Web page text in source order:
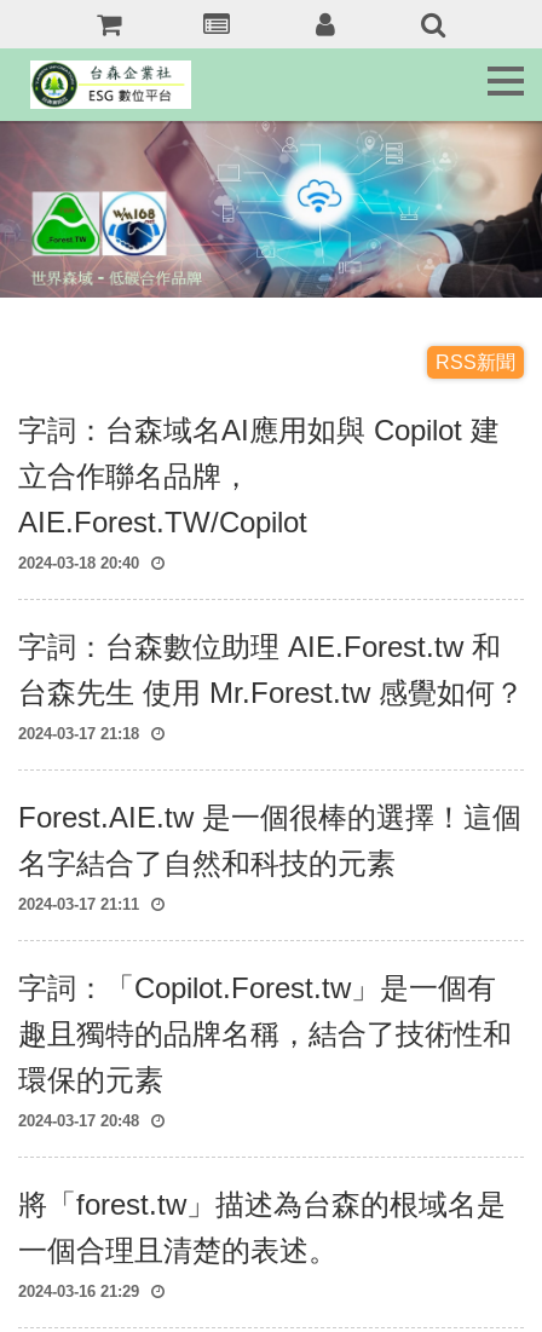
訊
息
Tai.Forest.tw
森
Service
森
森
友
站
Forest.tw/RSS
課
程
Course
森
具
Tools
森
媒
體
Photos、
AV
RSS新聞
字詞：台森域名AI應用如與 Copilot 建
立合作聯名品牌，
AIE.Forest.TW/Copilot
2024-03-18 20:40
字詞：台森數位助理 AIE.Forest.tw 和
台森先生 使用 Mr.Forest.tw 感覺如何？
2024-03-17 21:18
Forest.AIE.tw 是一個很棒的選擇！這個
名字結合了自然和科技的元素
2024-03-17 21:11
字詞：「Copilot.Forest.tw」是一個有
趣且獨特的品牌名稱，結合了技術性和
環保的元素
2024-03-17 20:48
將「forest.tw」描述為台森的根域名是
一個合理且清楚的表述。
2024-03-16 21:29